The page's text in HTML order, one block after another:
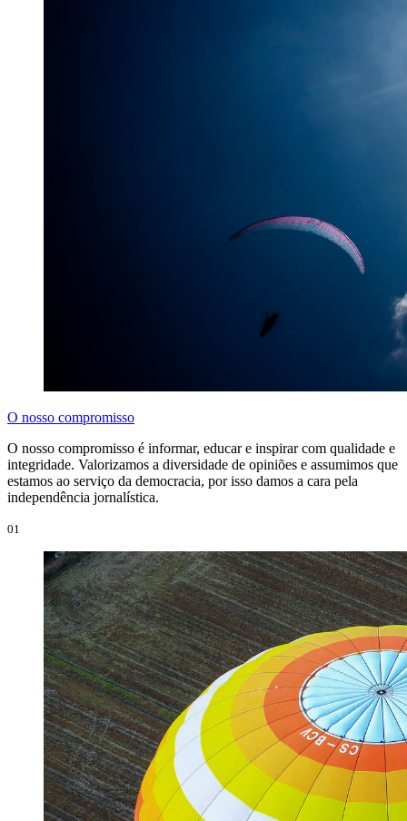
O nosso compromisso
O nosso compromisso é informar, educar e inspirar com qualidade e
integridade. Valorizamos a diversidade de opiniões e assumimos que
estamos ao serviço da democracia, por isso damos a cara pela
independência jornalística.
01